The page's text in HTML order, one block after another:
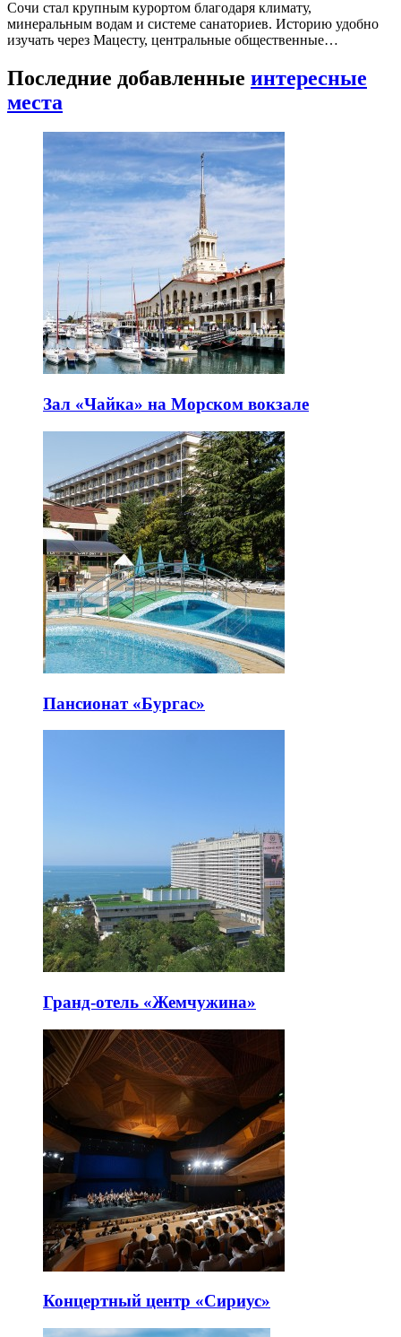
Сочи стал крупным курортом благодаря климату,
минеральным водам и системе санаториев. Историю удобно
изучать через Мацесту, центральные общественные…
Последние добавленные интересные
места
Зал «Чайка» на Морском вокзале
Пансионат «Бургас»
Гранд-отель «Жемчужина»
Концертный центр «Сириус»